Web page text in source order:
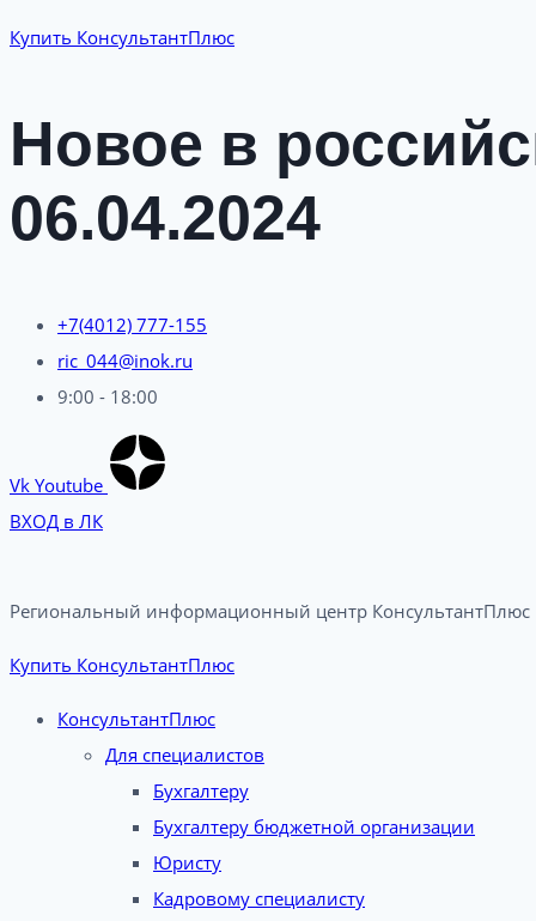
Купить КонсультантПлюс
Новое в
06.04.2024
+7(4012) 777-155
ric_044@inok.ru
9:00 - 18:00
Vk Youtube
ВХОД в ЛК
Региональный информационный центр КонсультантПлюс
Купить КонсультантПлюс
КонсультантПлюс
Для специалистов
Бухгалтеру
Бухгалтеру бюджетной организации
Юристу
Кадровому специалисту